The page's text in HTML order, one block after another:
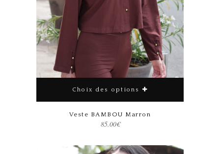
Choix des options
Ce produit a plusieurs variations. Les options peuvent être choisies sur la page du produit
Veste BAMBOU Marron
85.00€